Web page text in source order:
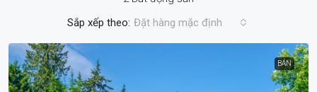
Sắp xếp theo: Đặt hàng mặc định
BÁN